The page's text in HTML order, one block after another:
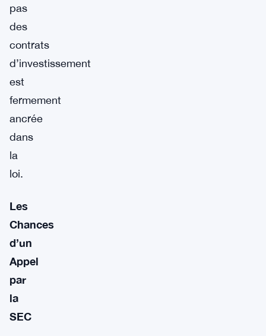
pas
des
contrats
d’investissement
est
fermement
ancrée
dans
la
loi.
Les
Chances
d’un
Appel
par
la
SEC